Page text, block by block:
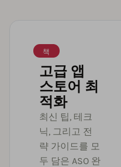
책
고급 앱
스토어 최
적화
최신 팁, 테크
닉, 그리고 전
략 가이드를 모
두 담은 ASO 완